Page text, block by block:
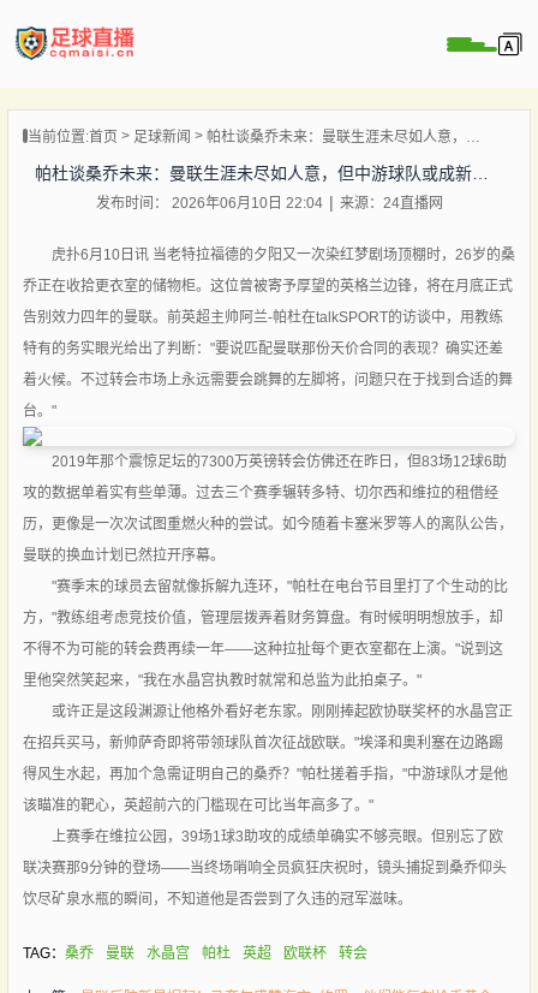
播
播
当前位置:首页 足球新闻 帕杜谈桑乔未来：曼联生涯未尽如人意，但中游球队或成新起点
帕杜谈桑乔未来：曼联生涯未尽如人意，但中游球队或成新起点
发布时间： 2026年06月10日 22:04 来源：24直播网
虎扑6月10日讯 当老特拉福德的夕阳又一次染红梦剧场顶棚时，26岁的桑
乔正在收拾更衣室的储物柜。这位曾被寄予厚望的英格兰边锋，将在月底正式
告别效力四年的曼联。前英超主帅阿兰-帕杜在talkSPORT的访谈中，用教练
特有的务实眼光给出了判断："要说匹配曼联那份天价合同的表现？确实还差
着火候。不过转会市场上永远需要会跳舞的左脚将，问题只在于找到合适的舞
台。"
2019年那个震惊足坛的7300万英镑转会仿佛还在昨日，但83场12球6助
攻的数据单着实有些单薄。过去三个赛季辗转多特、切尔西和维拉的租借经
历，更像是一次次试图重燃火种的尝试。如今随着卡塞米罗等人的离队公告，
曼联的换血计划已然拉开序幕。
"赛季末的球员去留就像拆解九连环，"帕杜在电台节目里打了个生动的比
方，"教练组考虑竞技价值，管理层拨弄着财务算盘。有时候明明想放手，却
不得不为可能的转会费再续一年——这种拉扯每个更衣室都在上演。"说到这
里他突然笑起来，"我在水晶宫执教时就常和总监为此拍桌子。"
或许正是这段渊源让他格外看好老东家。刚刚捧起欧协联奖杯的水晶宫正
在招兵买马，新帅萨奇即将带领球队首次征战欧联。"埃泽和奥利塞在边路踢
得风生水起，再加个急需证明自己的桑乔？"帕杜搓着手指，"中游球队才是他
该瞄准的靶心，英超前六的门槛现在可比当年高多了。"
上赛季在维拉公园，39场1球3助攻的成绩单确实不够亮眼。但别忘了欧
联决赛那9分钟的登场——当终场哨响全员疯狂庆祝时，镜头捕捉到桑乔仰头
饮尽矿泉水瓶的瞬间，不知道他是否尝到了久违的冠军滋味。
TAG： 桑乔 曼联 水晶宫 帕杜 英超 欧联杯 转会